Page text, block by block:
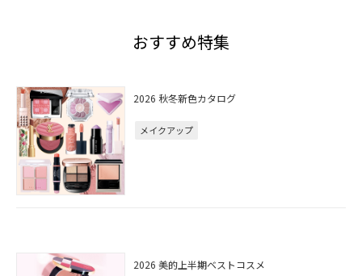
おすすめ特集
2026 秋冬新色カタログ
メイクアップ
2026 美的上半期ベストコスメ